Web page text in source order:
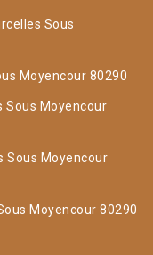
Sous
Moyencour 80290
Sous Moyencour
Sous Moyencour
Moyencour 80290